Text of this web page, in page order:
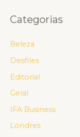
Categorias
Beleza
Desfiles
Editorial
Geral
IFA Business
Londres